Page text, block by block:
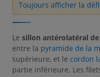
Toujours afficher la
Le sillon antérolatéral
entre la pyramide de la
supérieure, et le cordon
partie inférieure. Les